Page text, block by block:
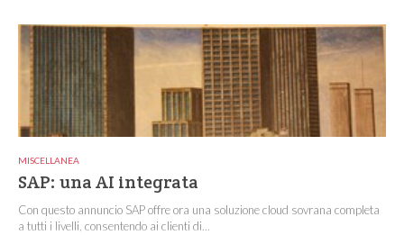
MISCELLANEA
SAP: una AI integrata
Con questo annuncio SAP offre ora una soluzione cloud sovrana completa
a tutti i livelli, consentendo ai clienti di...